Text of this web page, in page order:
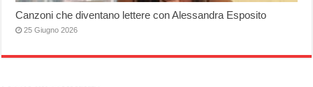
Canzoni che diventano lettere con Alessandra Esposito
25 Giugno 2026